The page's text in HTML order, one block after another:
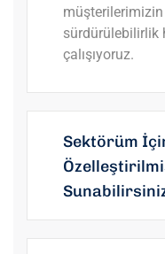
sürdürülebilirlik
çalışıyoruz.
Sektörüm